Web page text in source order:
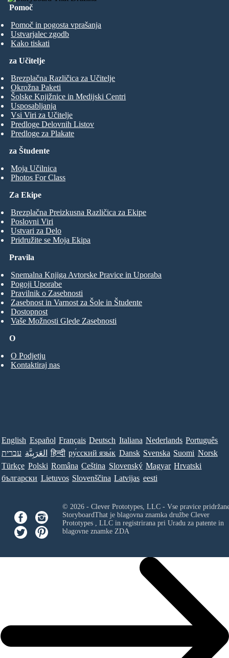
Pomoč
Pomoč in pogosta vprašanja
Ustvarjalec zgodb
Kako tiskati
za Študente
Moja Učilnica
Photos For Class
za Učitelje
Brezplačna Različica za Učitelje
Okrožna Paketi
Šolske Knjižnice in Medijski Centri
Usposabljanja
Vsi Viri za Učitelje
Predloge Delovnih Listov
Predloge za Plakate
Za Ekipe
Brezplačna Preizkusna Različica za Ekipe
Poslovni Viri
Ustvari za Delo
Pridružite se Moja Ekipa
O
O Podjetju
Kontaktiraj nas
Pravila
Snemalna Knjiga Avtorske Pravice in Uporaba
Pogoji Uporabe
Pravilnik o Zasebnosti
Zasebnost in Varnost za Šole in Študente
Dostopnost
Vaše Možnosti Glede Zasebnosti
English Español Français Deutsch Italiana Nederlands Português
עברית العَرَبِيَّة हिन्दी ру́сский язы́к Dansk Svenska Suomi Norsk
Türkçe Polski Româna Ceština Slovenský Magyar Hrvatski
български Lietuvos Slovenščina Latvijas eesti
© 2026 - Clever Prototypes, LLC - Vse pravice
StoryboardThat je blagovna znamka družbe Clever
Prototypes , LLCin registrirana pri Uradu za patente in
blagovne znamke ZDA